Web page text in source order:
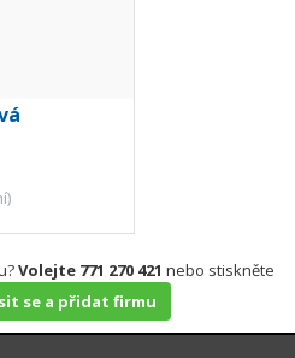
Volejte 771 270 421 nebo stiskněte
se a přidat firmu